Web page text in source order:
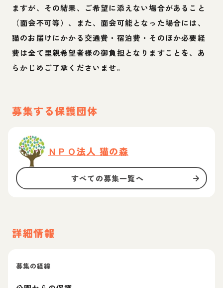
ますが、その結果、ご希望に添えない場合があること
（面会不可等）、また、面会可能となった場合には、
猫のお届けにかかる交通費・宿泊費・そのほか必要経
費は全て里親希望者様の御負担となりますことを、あ
らかじめご了承くださいませ。
募集する保護団体
ＮＰＯ法人 猫の森
すべての募集一覧へ
詳細情報
募集の経緯